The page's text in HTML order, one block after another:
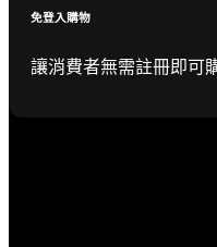
免登入購物
讓消費者無需註冊即可